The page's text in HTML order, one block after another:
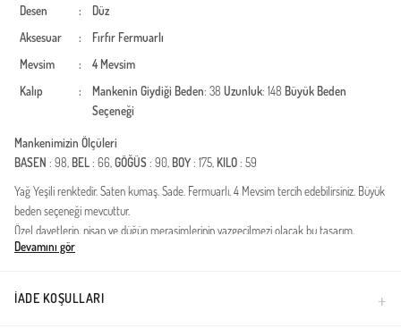
Desen
:
Düz
Aksesuar
: Fırfır Fermuarlı
Mevsim
:
4 Mevsim
Kalıp
: Mankenin Giydiği Beden: 38 Uzunluk: 148 Büyük Beden
Seçeneği
Mankenimizin Ölçüleri
BASEN : 98, BEL: 66,GÖĞÜS: 90, BOY: 175, KILO: 59
Yağ Yeşili renktedir. Saten kumaş. Sade. Fermuarlı. 4 Mevsim tercih edebilirsiniz. Büyük
beden seçeneği mevcuttur.
Özel davetlerin, nişan ve düğün merasimlerinin vazgeçilmezi olacak bu tasarım,
zarafeti ve asaleti bir arada sunuyor. Saten kumaşın kendine has parlaklığı ve
örneklerinden biridir. İçeriğinde kullanılan yüksek kaliteli dokuma, gün boyu konfor
sağlarken estetik görünümden ödün vermez.Kumaş Özelliği: Birinci sınıf, dökümlü ve
Devamını gör
İADE KOŞULLARI